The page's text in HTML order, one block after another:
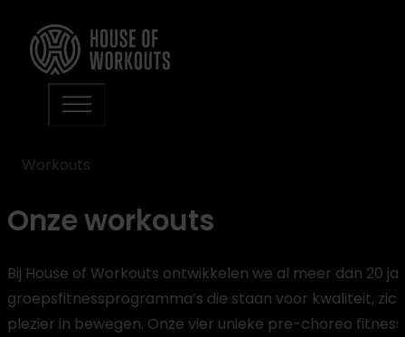
Workouts
Onze workouts
Bij House of Workouts ontwikkelen we al meer dan 20
groepsfitnessprogramma’s die staan voor kwaliteit,
plezier in bewegen. Onze vier unieke pre-choreo